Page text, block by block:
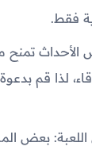
فقط.
تمنح
لذا قم
بعض